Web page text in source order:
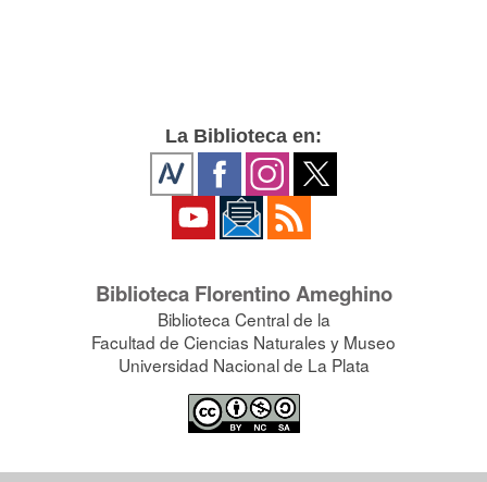
La Biblioteca en:
Biblioteca Florentino Ameghino
Biblioteca Central de la
Facultad de Ciencias Naturales y Museo
Universidad Nacional de La Plata